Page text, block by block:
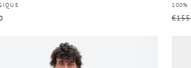
100%
Prix